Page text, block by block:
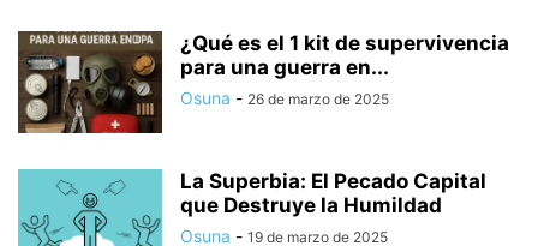
¿Qué es el 1 kit de supervivencia
para una guerra en...
Osuna - 26 de marzo de 2025
La Superbia: El Pecado Capital
que Destruye la Humildad
Osuna - 19 de marzo de 2025